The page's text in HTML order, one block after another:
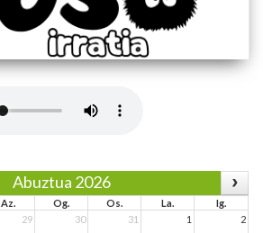
Abuztua 2026
Az. Og. Os. La.
Ig.
29 30 31 1 2